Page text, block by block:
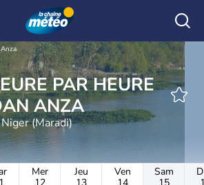
PAR HEURE
ANZA
Niger (Maradi)
Mer
12
Jeu
13
Ven
14
Sam
15